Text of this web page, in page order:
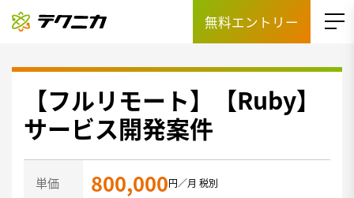
無料エントリー
【フルリモート】【Ruby】
サービス開発案件
単価 800,000円／月 税別